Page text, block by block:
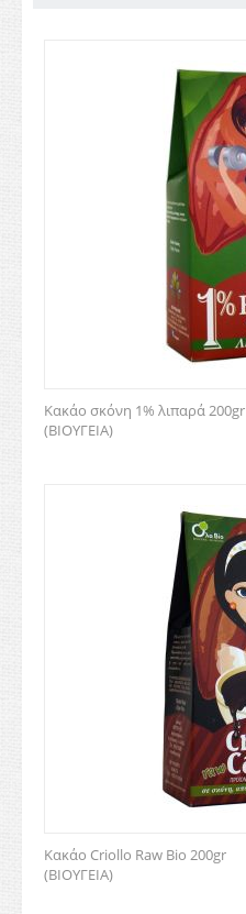
Κακάο σκόνη 1% λιπαρά 200gr
(ΒΙΟΥΓΕΙΑ)
Κακάο Criollo Raw Bio 200gr
(ΒΙΟΥΓΕΙΑ)